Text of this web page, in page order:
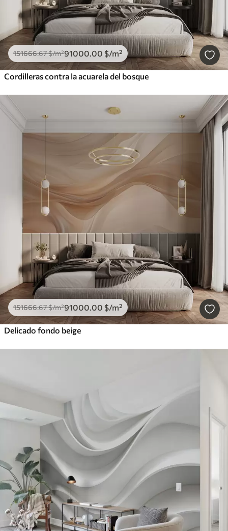
151666.67$/m²91000.00 $/m²
Cordilleras contra la acuarela del bosque
151666.67$/m²91000.00 $/m²
Delicado fondo beige